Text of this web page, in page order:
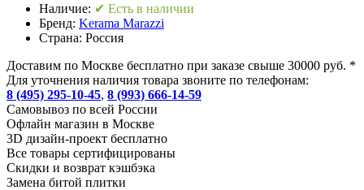
Наличие: ✔ Есть в наличии
Бренд: Kerama Marazzi
Страна: Россия
Доставим по Москве бесплатно при заказе свыше 30000 руб. *
Для уточнения наличия товара звоните по телефонам:
8 (495) 295-10-45, 8 (993) 666-14-59
Cамовывоз по всей России
Офлайн магазин в Москве
3D дизайн-проект бесплатно
Все товары сертифицированы
Скидки и возврат кэшбэка
Замена битой плитки